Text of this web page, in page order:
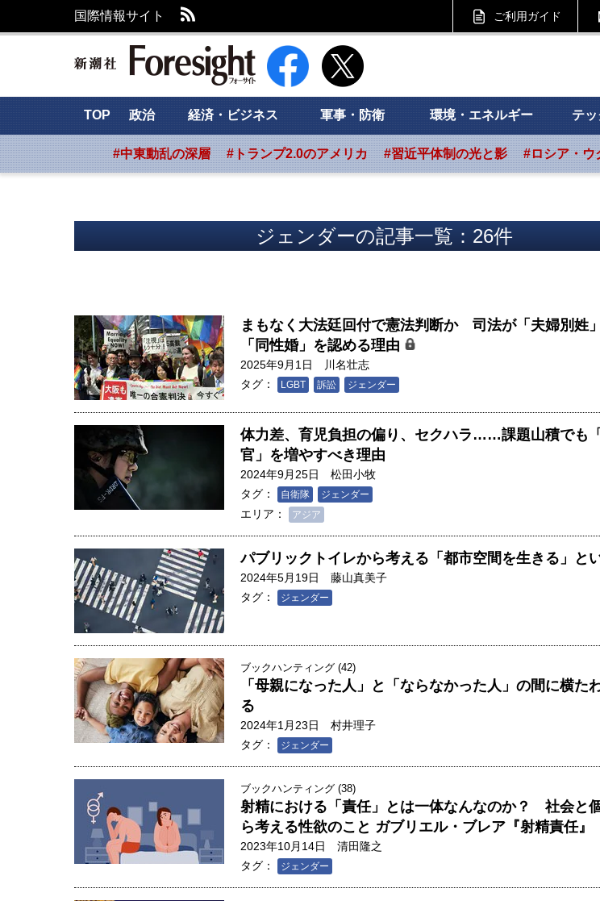
国際情報サイト ご利用ガイド
新潮社 Foresight フォーサイト
TOP 政治 経済・ビジネス 軍事・防衛 環境・エネルギー テッ
#中東動乱の深層 #トランプ2.0のアメリカ #習近平体制の光と影 #ロシア・ウ
ジェンダーの記事一覧：26件
まもなく大法廷回付で憲法判断か 司法が「夫婦別姓
「同性婚」を認める理由
2025年9月1日
川名壮志
タグ：
LGBT 訴訟 ジェンダー
体力差、育児負担の偏り、セクハラ……課題山積でも
官」を増やすべき理由
2024年9月25日
松田小牧
タグ：
自衛隊 ジェンダー
エリア： アジア
パブリックトイレから考える「都市空間を生きる」と
2024年5月19日
藤山真美子
タグ：
ジェンダー
ブックハンティング (42)
「母親になった人」と「ならなかった人」の間に横た
る
2024年1月23日
村井理子
タグ：
ジェンダー
ブックハンティング (38)
射精における「責任」とは一体なんなのか？ 社会と
ら考える性欲のこと ガブリエル・ブレア『射精責任』
2023年10月14日
清田隆之
タグ：
ジェンダー